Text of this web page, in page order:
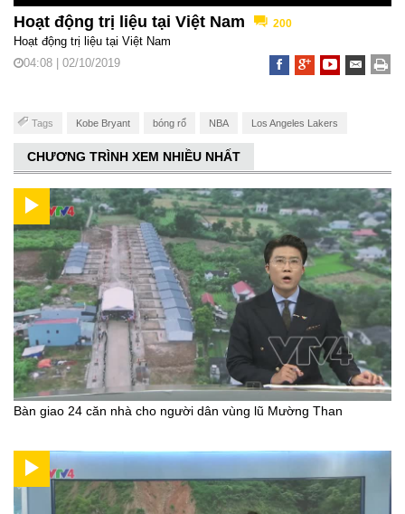
Hoạt động trị liệu tại Việt Nam 200
Hoạt động trị liệu tại Việt Nam
04:08 | 02/10/2019
Tags Kobe Bryant bóng rổ NBA Los Angeles Lakers
CHƯƠNG TRÌNH XEM NHIỀU NHẤT
Bàn giao 24 căn nhà cho người dân vùng lũ Mường Than